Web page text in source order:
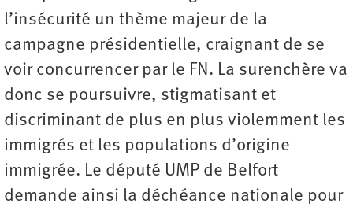
l’insécurité un thème majeur de la
campagne présidentielle, craignant de se
voir concurrencer par le FN. La surenchère va
donc se poursuivre, stigmatisant et
discriminant de plus en plus violemment les
immigrés et les populations d’origine
immigrée. Le député UMP de Belfort
demande ainsi la déchéance nationale pour